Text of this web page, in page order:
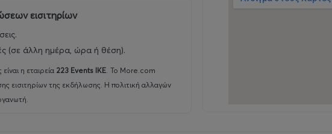
εισιτηρίων
(σε άλλη ημέρα, ώρα ή θέση).
η εταιρεία 223 Events ΙΚΕ. Το More.com
εισιτηρίων της εκδήλωσης. Η πολιτική αλλαγών